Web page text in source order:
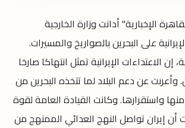
الإخبارية" أدانت وزارة الخارجية
على البحرين بالصواريخ والمسيرات.
إن الاعتداءات الإيرانية تمثل انتهاكا صارخا
وأعربت عن دعم البلاد لما تتخذه البحرين من
واستقرارها. وكانت القيادة العامة لقوة
أن إيران تواصل النهج العدائي الممنهج من